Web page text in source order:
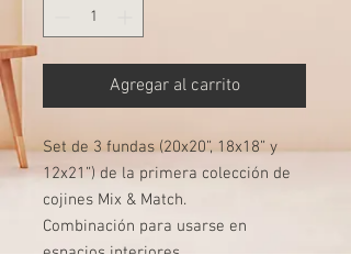
Agregar al carrito
Set de 3 fundas (20x20”, 18x18” y
12x21”) de la primera colección de
cojines Mix & Match.
Combinación para usarse en
espacios interiores.